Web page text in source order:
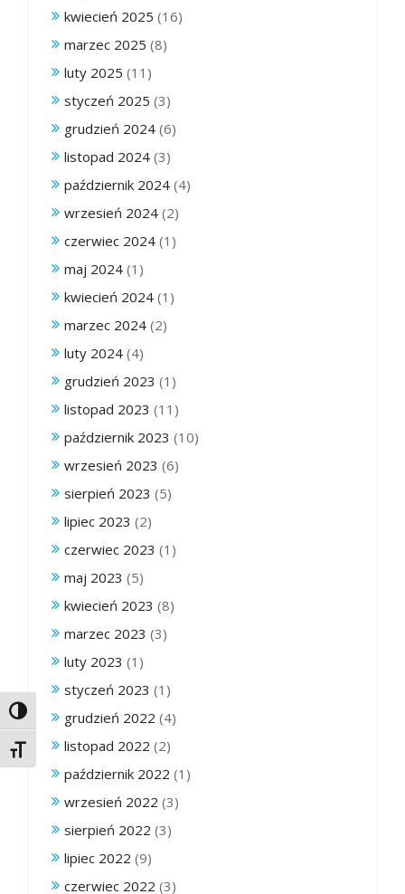
Toggle High Contrast
Toggle Font size
kwiecień 2025 (16)
marzec 2025 (8)
luty 2025 (11)
styczeń 2025 (3)
grudzień 2024 (6)
listopad 2024 (3)
październik 2024 (4)
wrzesień 2024 (2)
czerwiec 2024 (1)
maj 2024 (1)
kwiecień 2024 (1)
marzec 2024 (2)
luty 2024 (4)
grudzień 2023 (1)
listopad 2023 (11)
październik 2023 (10)
wrzesień 2023 (6)
sierpień 2023 (5)
lipiec 2023 (2)
czerwiec 2023 (1)
maj 2023 (5)
kwiecień 2023 (8)
marzec 2023 (3)
luty 2023 (1)
styczeń 2023 (1)
grudzień 2022 (4)
listopad 2022 (2)
październik 2022 (1)
wrzesień 2022 (3)
sierpień 2022 (3)
lipiec 2022 (9)
czerwiec 2022 (3)